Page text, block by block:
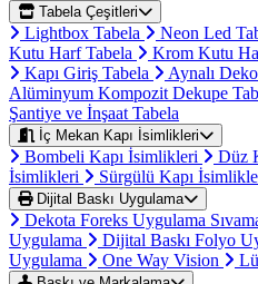
Tabela Çeşitleri
Lightbox Tabela Neon Led
Kutu Harf Tabela
Krom Kutu
Kapı Giriş Tabela
Aynalı
Alüminyum Kompozit Dekupe
Şantiye ve İnşaat Tabela
İç Mekan Kapı İsimlikleri
Bombeli Kapı İsimlikleri Düz
İsimlikleri
Sürgülü Kapı
Dijital Baskı Uygulama
Dekota Foreks Uygulama
Uygulama
Dijital Baskı Folyo
Uygulama
One Way Vision